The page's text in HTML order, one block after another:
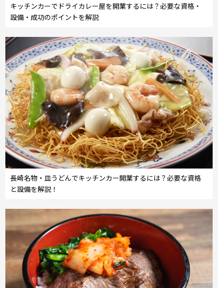
キッチンカーでドライカレー屋を開業するには？必要な資格・
設備・成功のポイントを解説
長崎名物・皿うどんでキッチンカー開業するには？必要な資格
と設備を解説！